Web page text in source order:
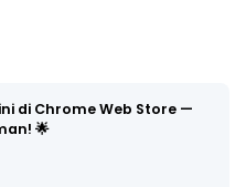
di Chrome Web Store —
🌟